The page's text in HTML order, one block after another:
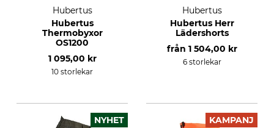
Hubertus
Hubertus
Thermobyxor
OS1200
1 095,00 kr
10 storlekar
Hubertus
Hubertus Herr
Lädershorts
från 1 504,00 kr
6 storlekar
NYHET KAMPANJ